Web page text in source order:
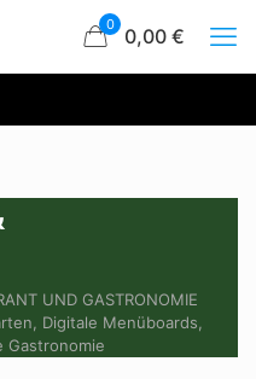
0 0,00 €
UND GASTRONOMIE
Digitale Menüboards,
Gastronomie